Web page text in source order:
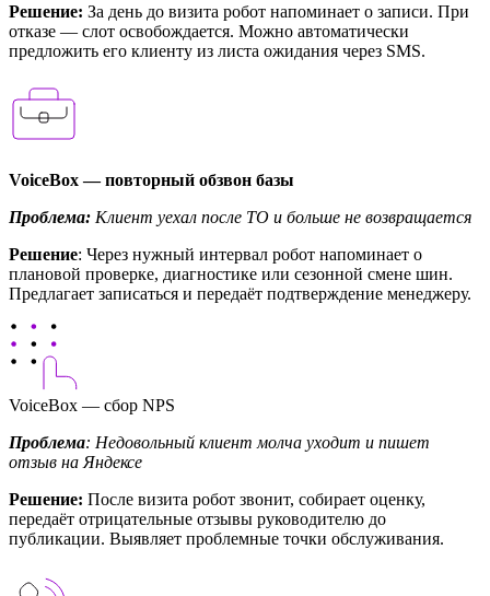
Решение: За день до визита робот напоминает о записи. При
отказе — слот освобождается. Можно автоматически
предложить его клиенту из листа ожидания через SMS.
VoiceBox — повторный обзвон базы
Проблема: Клиент уехал после ТО и больше не возвращается
Решение: Через нужный интервал робот напоминает о
плановой проверке, диагностике или сезонной смене шин.
Предлагает записаться и передаёт подтверждение менеджеру.
VoiceBox — сбор NPS
Проблема: Недовольный клиент молча уходит и пишет
отзыв на Яндексе
Решение: После визита робот звонит, собирает оценку,
передаёт отрицательные отзывы руководителю до
публикации. Выявляет проблемные точки обслуживания.